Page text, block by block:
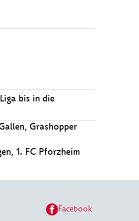
bis in die
Grashopper
1. FC Pforzheim
Facebook